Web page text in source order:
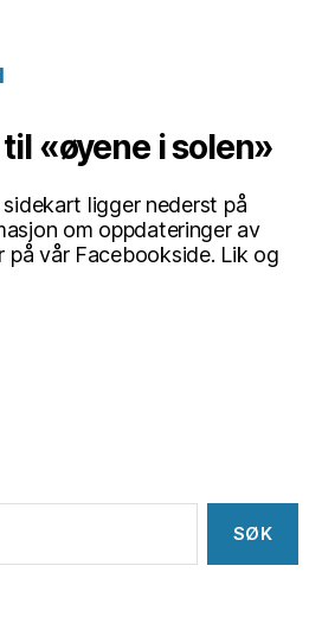
«øyene i solen»
ligger nederst på
om oppdateringer av
vår Facebookside. Lik og